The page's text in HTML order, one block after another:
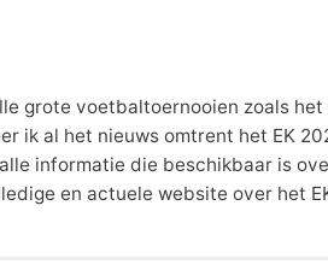
grote voetbaltoernooien zoals het
ik al het nieuws omtrent het EK
informatie die beschikbaar is
en actuele website over het